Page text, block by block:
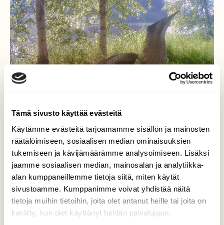
Tämä sivusto käyttää evästeitä
Käytämme evästeitä tarjoamamme sisällön ja mainosten
räätälöimiseen, sosiaalisen median ominaisuuksien
tukemiseen ja kävijämäärämme analysoimiseen. Lisäksi
jaamme sosiaalisen median, mainosalan ja analytiikka-
alan kumppaneillemme tietoja siitä, miten käytät
sivustoamme. Kumppanimme voivat yhdistää näitä
tietoja muihin tietoihin, joita olet antanut heille tai joita on
kerätty, kun olet käyttänyt heidän palvelujaan.
Kaulushaikara esittäytyy
ks edellä